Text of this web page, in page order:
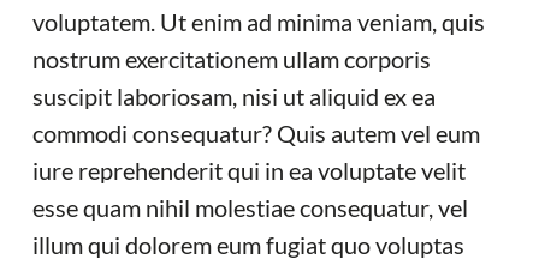
voluptatem. Ut enim ad minima veniam, quis
nostrum exercitationem ullam corporis
suscipit laboriosam, nisi ut aliquid ex ea
commodi consequatur? Quis autem vel eum
iure reprehenderit qui in ea voluptate velit
esse quam nihil molestiae consequatur, vel
illum qui dolorem eum fugiat quo voluptas